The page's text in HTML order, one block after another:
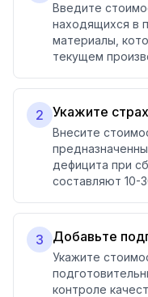
Введите
находящихся в
материалы,
текущем
2 Укажите
Внесите
дефицита при
составляют 10-
3 Добавьте
Укажите
контроле